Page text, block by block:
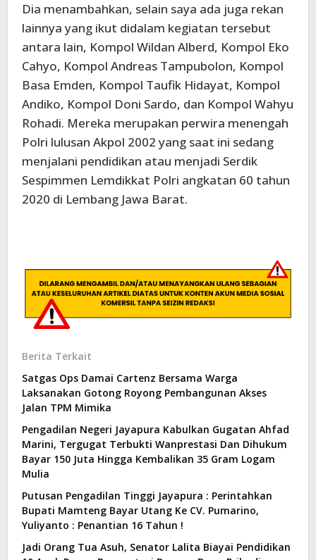
Dia menambahkan, selain saya ada juga rekan
lainnya yang ikut didalam kegiatan tersebut
antara lain, Kompol Wildan Alberd, Kompol Eko
Cahyo, Kompol Andreas Tampubolon, Kompol
Basa Emden, Kompol Taufik Hidayat, Kompol
Andiko, Kompol Doni Sardo, dan Kompol Wahyu
Rohadi. Mereka merupakan perwira menengah
Polri lulusan Akpol 2002 yang saat ini sedang
menjalani pendidikan atau menjadi Serdik
Sespimmen Lemdikkat Polri angkatan 60 tahun
2020 di Lembang Jawa Barat.
Berita Terkait
Satgas Ops Damai Cartenz Bersama Warga
Laksanakan Gotong Royong Pembangunan Akses
Jalan TPM Mimika
Pengadilan Negeri Jayapura Kabulkan Gugatan Ahfad
Marini, Tergugat Terbukti Wanprestasi Dan Dihukum
Bayar 150 Juta Hingga Kembalikan 35 Gram Logam
Mulia
Putusan Pengadilan Tinggi Jayapura : Perintahkan
Bupati Mamteng Bayar Utang Ke CV. Pumarino,
Yuliyanto : Penantian 16 Tahun !
Jadi Orang Tua Asuh, Senator Lalita Biayai Pendidikan